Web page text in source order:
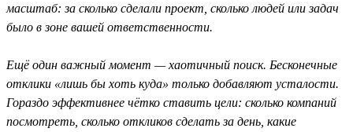
масштаб: за сколько сделали проект, сколько людей или задач
было в зоне вашей ответственности.
Ещё один важный момент — хаотичный поиск. Бесконечные
отклики «лишь бы хоть куда» только добавляют усталости.
Гораздо эффективнее чётко ставить цели: сколько компаний
посмотреть, сколько откликов сделать за день, какие